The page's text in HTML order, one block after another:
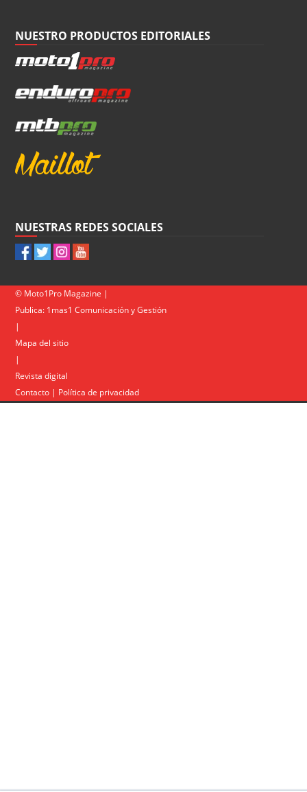
NUESTRO PRODUCTOS EDITORIALES
NUESTRAS REDES SOCIALES
© Moto1Pro Magazine |
Publica: 1mas1 Comunicación y Gestión
|
Mapa del sitio
|
Revista digital
Contacto | Política de privacidad